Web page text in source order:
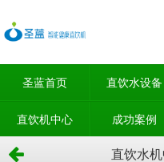
圣蓝首页 直饮水设备
直饮机中心 成功案例
直饮水